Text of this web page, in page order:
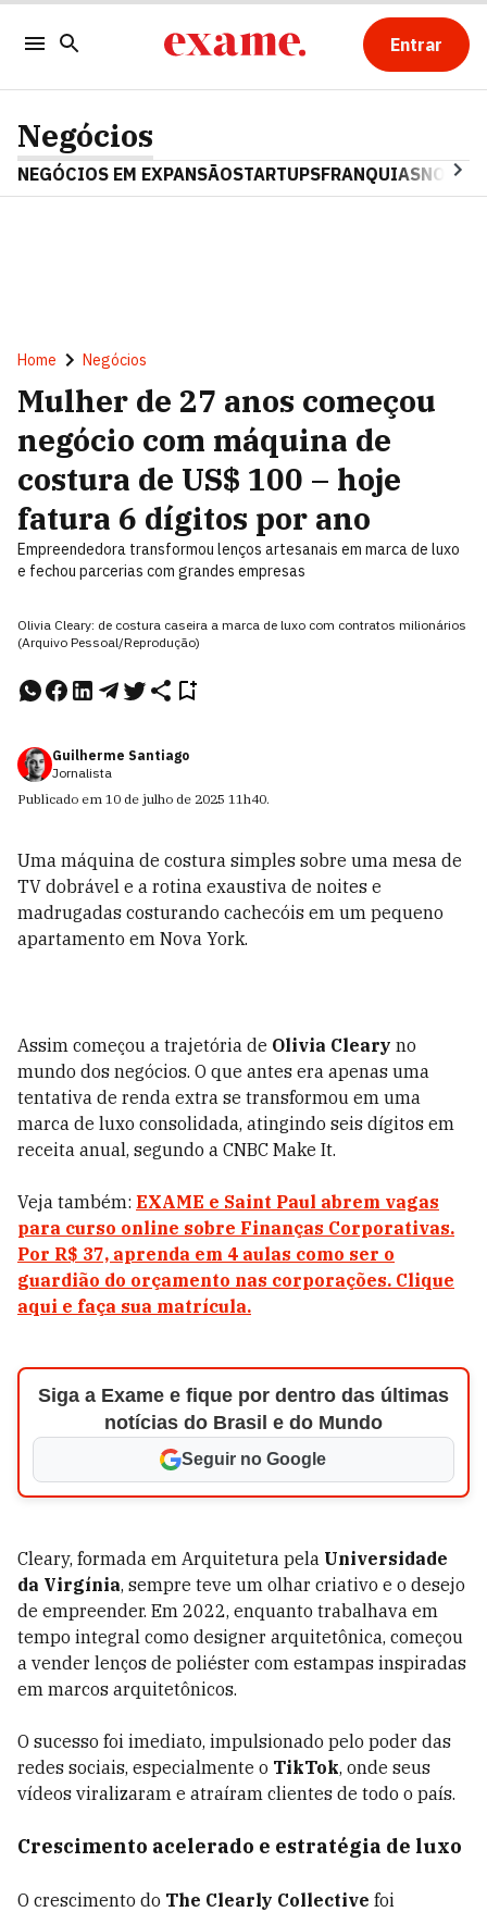
Entrar
Negócios
NEGÓCIOS EM EXPANSÃOSTARTUPSFRANQUIAS
Home Negócios
Mulher de 27 anos começou
negócio com máquina de
costura de US$ 100 – hoje
fatura 6 dígitos por ano
Empreendedora transformou lenços artesanais em marca de luxo
e fechou parcerias com grandes empresas
Olivia Cleary: de costura caseira a marca de luxo com contratos milionários
(Arquivo Pessoal/Reprodução)
Guilherme Santiago
Jornalista
Publicado em 10 de julho de 2025 11h40.
Uma máquina de costura simples sobre uma mesa de
TV dobrável e a rotina exaustiva de noites e
madrugadas costurando cachecóis em um pequeno
apartamento em Nova York.
Assim começou a trajetória de Olivia Cleary no
mundo dos negócios. O que antes era apenas uma
tentativa de renda extra se transformou em uma
marca de luxo consolidada, atingindo seis dígitos em
receita anual, segundo a CNBC Make It.
Veja também: EXAME e Saint Paul abrem vagas
para curso online sobre Finanças Corporativas.
Por R$ 37, aprenda em 4 aulas como ser o
guardião do orçamento nas corporações. Clique
aqui e faça sua matrícula.
Siga a Exame e fique por dentro das últimas
notícias do Brasil e do Mundo
Seguir no Google
Cleary, formada em Arquitetura pela Universidade
da Virgínia, sempre teve um olhar criativo e o desejo
de empreender. Em 2022, enquanto trabalhava em
tempo integral como designer arquitetônica, começou
a vender lenços de poliéster com estampas inspiradas
em marcos arquitetônicos.
O sucesso foi imediato, impulsionado pelo poder das
redes sociais, especialmente o TikTok, onde seus
vídeos viralizaram e atraíram clientes de todo o país.
Crescimento acelerado e estratégia de luxo
O crescimento do The Clearly Collective foi